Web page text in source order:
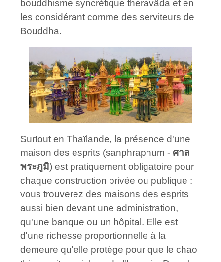
bouddhisme syncrétique theravâda et en
les considérant comme des serviteurs de
Bouddha.
Surtout en Thaïlande, la présence d'une
maison des esprits (sanphraphum - ศาล
พระภูมิ) est pratiquement obligatoire pour
chaque construction privée ou publique :
vous trouverez des maisons des esprits
aussi bien devant une administration,
qu'une banque ou un hôpital. Elle est
d'une richesse proportionnelle à la
demeure qu'elle protège pour que le chao